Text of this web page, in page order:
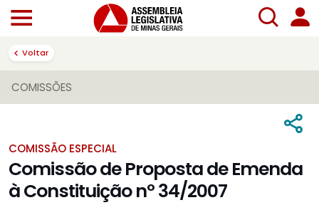
Voltar
COMISSÕES
COMISSÃO ESPECIAL
Comissão de Proposta de Emenda
à Constituição nº 34/2007